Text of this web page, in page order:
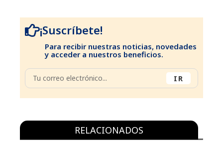
¡Suscríbete!
Para recibir nuestras noticias, novedades
y acceder a nuestros beneficios.
IR
RELACIONADOS